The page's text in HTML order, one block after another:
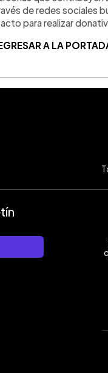
de redes sociales
para realizar
A LA